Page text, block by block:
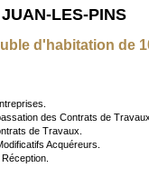
LES-PINS
d'habitation de
des Contrats de
de Travaux.
Acquéreurs.